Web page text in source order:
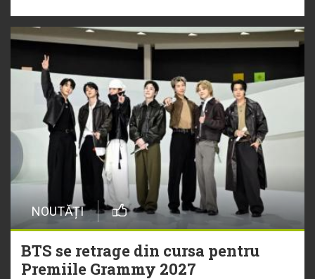
NOUTĂȚI
BTS se retrage din cursa pentru
Premiile Grammy 2027